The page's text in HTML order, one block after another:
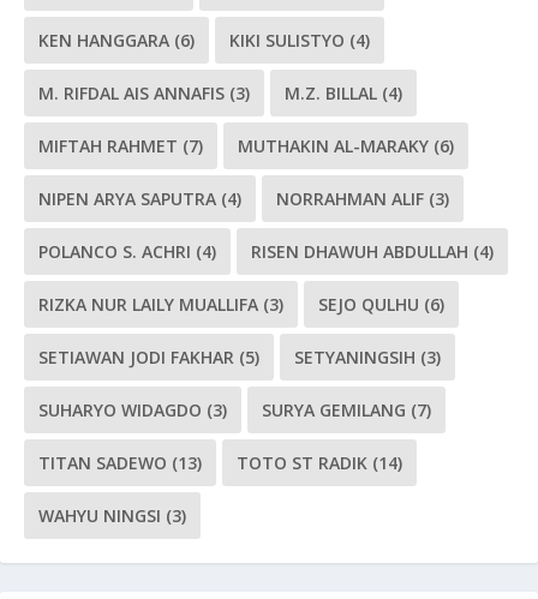
KEN HANGGARA (6) KIKI SULISTYO (4)
M. RIFDAL AIS ANNAFIS (3) M.Z. BILLAL (4)
MIFTAH RAHMET (7) MUTHAKIN AL-MARAKY (6)
NIPEN ARYA SAPUTRA (4) NORRAHMAN ALIF (3)
POLANCO S. ACHRI (4) RISEN DHAWUH ABDULLAH (4)
RIZKA NUR LAILY MUALLIFA (3) SEJO QULHU (6)
SETIAWAN JODI FAKHAR (5) SETYANINGSIH (3)
SUHARYO WIDAGDO (3) SURYA GEMILANG (7)
TITAN SADEWO (13) TOTO ST RADIK (14)
WAHYU NINGSI (3)